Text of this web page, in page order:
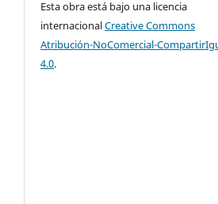
Esta obra está bajo una licencia
internacionalCreative Commons
Atribución-NoComercial-
4.0.